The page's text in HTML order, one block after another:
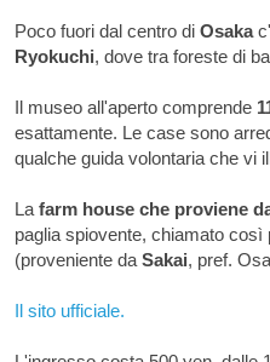
Poco fuori dal centro di Osaka
Ryokuchi, dove tra foreste di
Il museo all'aperto comprende
esattamente. Le case sono
qualche guida volontaria che vi
La farm house che proviene
paglia spiovente, chiamato
(proveniente da Sakai, pref.
Il sito ufficiale.